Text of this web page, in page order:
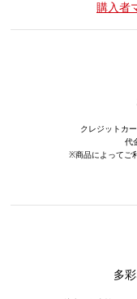
購入者
クレジットカ
代
※商品によってご
多